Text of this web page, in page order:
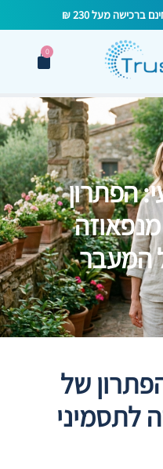
0
הפתרון
המעבר
של
לתסמיני